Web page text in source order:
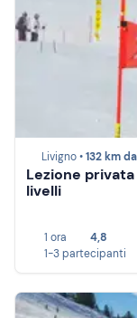
Livigno •132 km
Lezione
livelli
1 ora
4,8
1-3 partecipanti